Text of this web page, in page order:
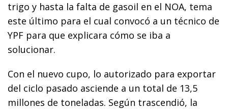
trigo y hasta la falta de gasoil en el NOA, tema
este último para el cual convocó a un técnico de
YPF para que explicara cómo se iba a
solucionar.
Con el nuevo cupo, lo autorizado para exportar
del ciclo pasado asciende a un total de 13,5
millones de toneladas. Según trascendió, la